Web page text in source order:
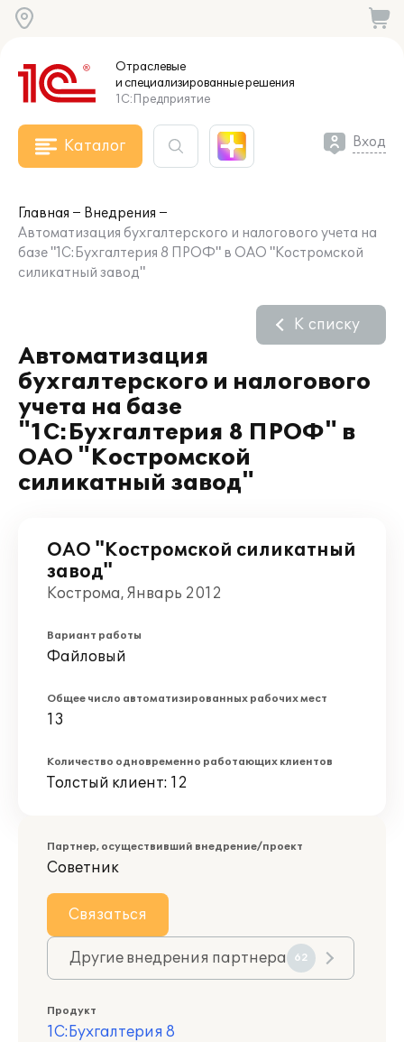
Отраслевые
и специализированныерешения
1С:Предприятие
Каталог Вход
Главная
Внедрения
Автоматизация бухгалтерского и налогового учета на
базе "1С:Бухгалтерия 8 ПРОФ" в ОАО "Костромской
силикатный завод"
Автоматизация
бухгалтерского и налогового
учета на базе
"1С:Бухгалтерия 8 ПРОФ" в
ОАО "Костромской
силикатный завод"
К списку
ОАО "Костромской силикатный
завод"
Кострома, Январь 2012
Вариант работы
Файловый
Общее число автоматизированных рабочих мест
13
Количество одновременно работающих клиентов
Толстый клиент: 12
Партнер, осуществивший внедрение/проект
Советник
Связаться
Другие внедрения партнера 62
Продукт
1С:Бухгалтерия 8